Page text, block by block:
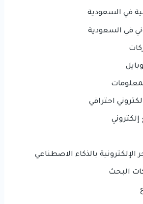
في السعودية
في السعودية
احترافي
الإلكترونية بالذكاء الاصطناعي
البحث